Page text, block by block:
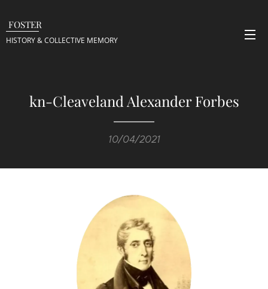
FOSTER
HISTORY & COLLECTIVE MEMORY
kn-Cleaveland Alexander Forbes
10/04/2021